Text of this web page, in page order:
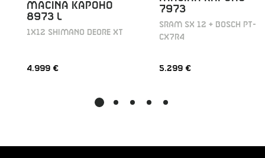
MACINA KAPOHO
8973 L
1X12 SHIMANO DEORE XT
4.999 €
7973
SRAM SX 12 + BOSCH PT-
CX7R4
5.299 €